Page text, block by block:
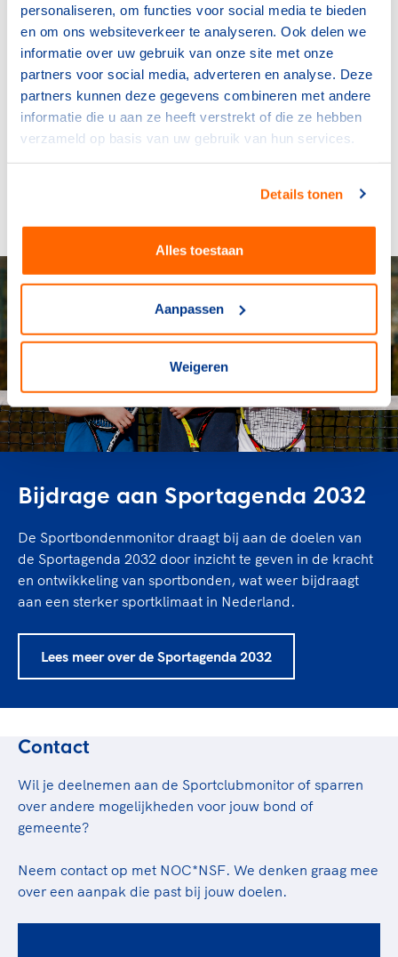
personaliseren, om functies voor social media te bieden
en om ons websiteverkeer te analyseren. Ook delen we
informatie over uw gebruik van onze site met onze
partners voor social media, adverteren en analyse. Deze
partners kunnen deze gegevens combineren met andere
informatie die u aan ze heeft verstrekt of die ze hebben
verzameld op basis van uw gebruik van hun services.
Details tonen
Alles toestaan
Aanpassen
Weigeren
Blijf via onze ledennieuwsbrief op de hoogte van
de nieuwste ontwikkelingen rondom datagedreven
sportbeleid, onze producten en inspirerende
praktijkvoorbeelden. Ontvang je deze nieuwsbrief
nog niet of heb je ‘onderzoek & data’ nog niet in je
nieuwsbriefvoorkeuren staan? Stuur een bericht
naar supportdesk@nocnsf.nl en meld je aan.
Bijdrage aan Sportagenda 2032
De Sportbondenmonitor draagt bij aan de doelen van
de Sportagenda 2032 door inzicht te geven in de kracht
en ontwikkeling van sportbonden, wat weer bijdraagt
aan een sterker sportklimaat in Nederland.
Lees meer over de Sportagenda 2032
Contact
Wil je deelnemen aan de Sportclubmonitor of sparren
over andere mogelijkheden voor jouw bond of
gemeente?
Neem contact op met NOC*NSF. We denken graag mee
over een aanpak die past bij jouw doelen.